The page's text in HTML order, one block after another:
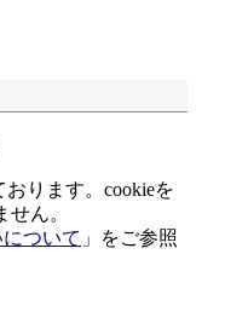
ります。cookieを
ん。
ついて 」をご参照